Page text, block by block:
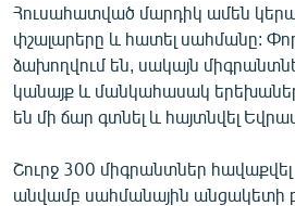
Հայերեն
English
Русский
ՀԵՏԵՎԵՔ ՄԵԶ
Հուսահատված մարդիկ ամեն կերպ
փշալարերը և հատել սահմանը:
ձախողվում են, սակայն
կանայք և մանկահասակ
են մի ճար գտնել և հայտնվել
Շուրջ 300 միգրանտներ
անվամբ սահմանային անցակետի